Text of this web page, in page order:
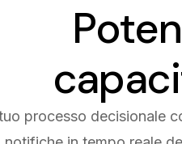
processo decisionale